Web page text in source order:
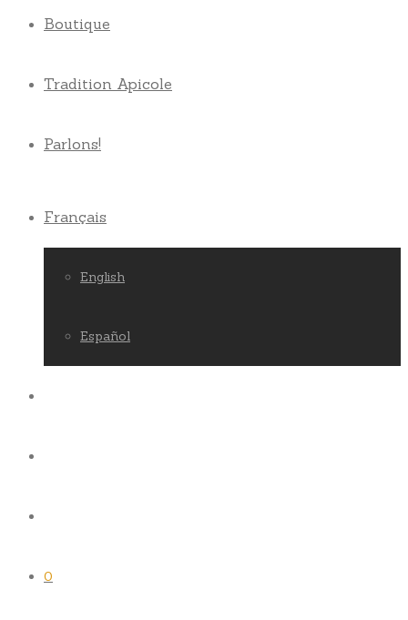
Boutique
Tradition Apicole
Parlons!
Français
English
Español
0